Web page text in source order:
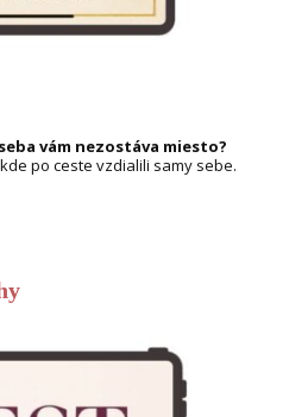
vám nezostáva miesto?
po ceste vzdialili samy sebe.